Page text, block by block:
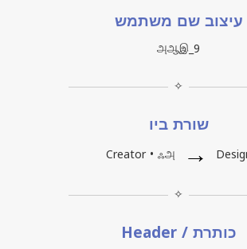
עיצוב שם משתמש
அஆஇ_9
✧
שורת ביו
Creator • ஃஅ →
✧
כותרת / Header